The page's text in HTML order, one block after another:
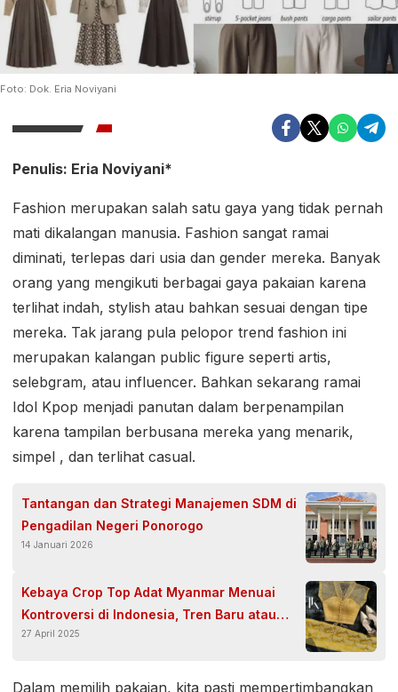
Foto: Dok. Eria Noviyani
Penulis: Eria Noviyani*
Fashion merupakan salah satu gaya yang tidak pernah
mati dikalangan manusia. Fashion sangat ramai
diminati, terlepas dari usia dan gender mereka. Banyak
orang yang mengikuti berbagai gaya pakaian karena
terlihat indah, stylish atau bahkan sesuai dengan tipe
mereka. Tak jarang pula pelopor trend fashion ini
merupakan kalangan public figure seperti artis,
selebgram, atau influencer. Bahkan sekarang ramai
Idol Kpop menjadi panutan dalam berpenampilan
karena tampilan berbusana mereka yang menarik,
simpel , dan terlihat casual.
Tantangan dan Strategi Manajemen SDM di
Pengadilan Negeri Ponorogo
14 Januari 2026
Kebaya Crop Top Adat Myanmar Menuai
Kontroversi di Indonesia, Tren Baru atau
Ancaman bagi Kebaya Indonesia?
27 April 2025
Dalam memilih pakaian, kita pasti mempertimbangkan